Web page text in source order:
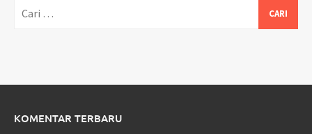
untuk:
KOMENTAR TERBARU